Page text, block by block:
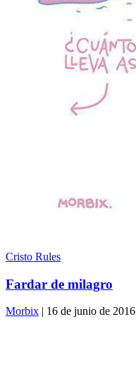
Cristo Rules
Fardar de milagro
Morbix | 16 de junio de 2016